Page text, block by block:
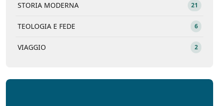
STORIA MODERNA 21
TEOLOGIA E FEDE 6
VIAGGIO 2